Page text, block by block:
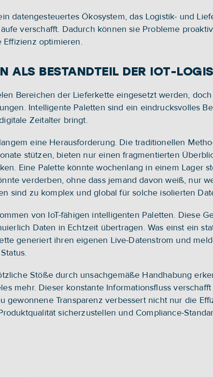
datengesteuertes Ökosystem, das Logistik- und
verschafft. Dadurch können sie Probleme
optimieren.
ALS BESTANDTEIL DER IOT-
Bereichen der Lieferkette eingesetzt werden,
Intelligente Paletten sind ein eindrucksvolles
Zeitalter bringt.
eine Herausforderung. Die traditionellen
stützen, bieten nur einen fragmentierten
Eine Palette könnte wochenlang in einem Lager
verderben, ohne dass jemand davon weiß, nur
sind zu komplex und global für solche isolierten
von IoT-fähigen intelligenten Paletten. Diese
Daten in Echtzeit übertragen. Was einst ein
generiert ihren eigenen Live-Datenstrom und
Stöße durch unsachgemäße Handhabung
mehr. Dieser konstante Informationsfluss
gewonnene Transparenz verbessert nicht nur die
sicherzustellen und Compliance-